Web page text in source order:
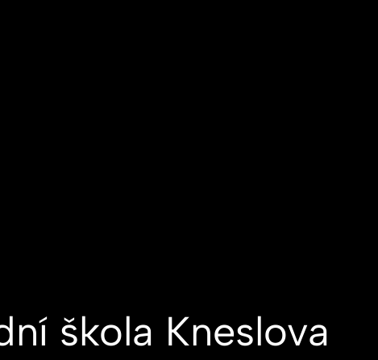
škola Kneslova